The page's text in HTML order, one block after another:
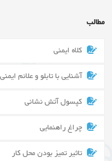
مطالب
کلاه ایمنی
آشنایی با تابلو و علائم ایمنی
کپسول آتش نشانی
چراغ راهنمایی
تاثیر تمیز بودن محل کار